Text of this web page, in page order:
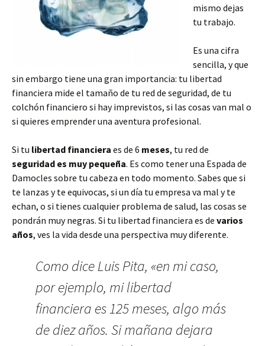
mismo dejas
tu trabajo.
Es una cifra
sencilla, y que
sin embargo tiene una gran importancia: tu libertad
financiera mide el tamaño de tu red de seguridad, de tu
colchón financiero si hay imprevistos, si las cosas van mal o
si quieres emprender una aventura profesional.
Si tu libertad financiera es de 6 meses, tu red de
seguridad es muy pequeña. Es como tener una Espada de
Damocles sobre tu cabeza en todo momento. Sabes que si
te lanzas y te equivocas, si un día tu empresa va mal y te
echan, o si tienes cualquier problema de salud, las cosas se
pondrán muy negras. Si tu libertad financiera es de varios
años, ves la vida desde una perspectiva muy diferente.
Como dice Luis Pita, «en mi caso,
por ejemplo, mi libertad
financiera es 125 meses, algo más
de diez años. Si mañana dejara